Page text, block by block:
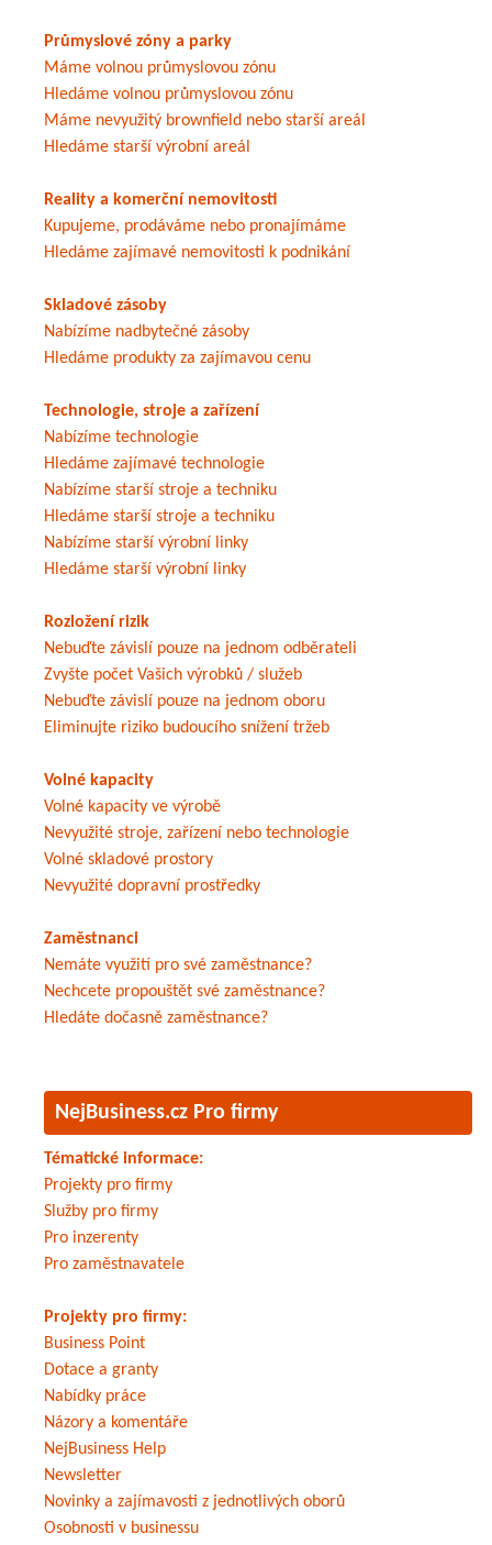
Průmyslové zóny a parky
Máme volnou průmyslovou zónu
Hledáme volnou průmyslovou zónu
Máme nevyužitý brownfield nebo starší areál
Hledáme starší výrobní areál
Reality a komerční nemovitosti
Kupujeme, prodáváme nebo pronajímáme
Hledáme zajímavé nemovitosti k podnikání
Skladové zásoby
Nabízíme nadbytečné zásoby
Hledáme produkty za zajímavou cenu
Technologie, stroje a zařízení
Nabízíme technologie
Hledáme zajímavé technologie
Nabízíme starší stroje a techniku
Hledáme starší stroje a techniku
Nabízíme starší výrobní linky
Hledáme starší výrobní linky
Rozložení rizik
Nebuďte závislí pouze na jednom odběrateli
Zvyšte počet Vašich výrobků / služeb
Nebuďte závislí pouze na jednom oboru
Eliminujte riziko budoucího snížení tržeb
Volné kapacity
Volné kapacity ve výrobě
Nevyužité stroje, zařízení nebo technologie
Volné skladové prostory
Nevyužité dopravní prostředky
Zaměstnanci
Nemáte využití pro své zaměstnance?
Nechcete propouštět své zaměstnance?
Hledáte dočasně zaměstnance?
NejBusiness.cz Pro firmy
Tématické informace:
Projekty pro firmy
Služby pro firmy
Pro inzerenty
Pro zaměstnavatele
Projekty pro firmy:
Business Point
Dotace a granty
Nabídky práce
Názory a komentáře
NejBusiness Help
Newsletter
Novinky a zajímavosti z jednotlivých oborů
Osobnosti v businessu